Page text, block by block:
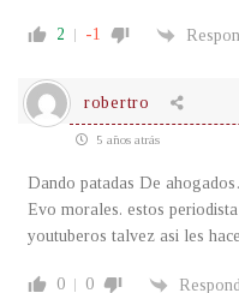
2 -1
robertro
5 años atrás
Dando patadas De
Evo morales. estos
youtuberos talvez asi les
0 0